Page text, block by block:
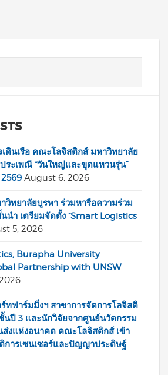
เดินเรือ คณะโลจิสติกส์ มหาวิทยาลัย
ระเพณี “วันใหญ่และขุดแหวนรุ่น”
August 6, 2026
ทยาลัยบูรพา ร่วมหารือความร่วม
นำ เตรียมจัดตั้ง “Smart Logistics
5, 2026
Burapha University
Partnership with UNSW
ทฟาร์มมิ่งฯ สาขาการจัดการโลจิสติ
นปี 3 และนักวิจัยจากศูนย์นวัตกรรม
ส่งแห่งอนาคต คณะโลจิสติกส์ เข้า
การเซนเซอร์และปัญญาประดิษฐ์